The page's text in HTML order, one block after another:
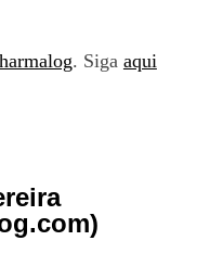
. Siga aqui